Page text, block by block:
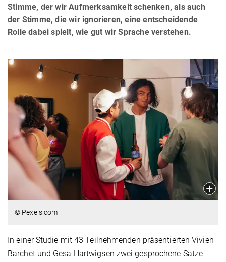
Stimme, der wir Aufmerksamkeit schenken, als auch
der Stimme, die wir ignorieren, eine entscheidende
Rolle dabei spielt, wie gut wir Sprache verstehen.
© Pexels.com
In einer Studie mit 43 Teilnehmenden präsentierten Vivien
Barchet und Gesa Hartwigsen zwei gesprochene Sätze